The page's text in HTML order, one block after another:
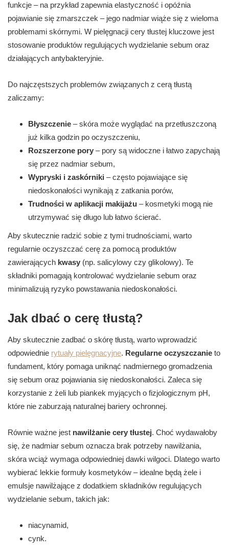
funkcje – na przykład zapewnia elastyczność i opóźnia
pojawianie się zmarszczek – jego nadmiar wiąże się z wieloma
problemami skórnymi. W pielęgnacji cery tłustej kluczowe jest
stosowanie produktów regulujących wydzielanie sebum oraz
działających antybakteryjnie.
Do najczęstszych problemów związanych z cerą tłustą
zaliczamy:
Błyszczenie – skóra może wyglądać na przetłuszczoną
już kilka godzin po oczyszczeniu,
Rozszerzone pory – pory są widoczne i łatwo zapychają
się przez nadmiar sebum,
Wypryski i zaskórniki – często pojawiające się
niedoskonałości wynikają z zatkania porów,
Trudności w aplikacji makijażu – kosmetyki mogą nie
utrzymywać się długo lub łatwo ścierać.
Aby skutecznie radzić sobie z tymi trudnościami, warto
regularnie oczyszczać cerę za pomocą produktów
zawierających kwasy (np. salicylowy czy glikolowy). Te
składniki pomagają kontrolować wydzielanie sebum oraz
minimalizują ryzyko powstawania niedoskonałości.
Jak dbać o cerę tłustą?
Aby skutecznie zadbać o skórę tłustą, warto wprowadzić
odpowiednie rytuały pielęgnacyjne. Regularne oczyszczanie to
fundament, który pomaga uniknąć nadmiernego gromadzenia
się sebum oraz pojawiania się niedoskonałości. Zaleca się
korzystanie z żeli lub piankek myjących o fizjologicznym pH,
które nie zaburzają naturalnej bariery ochronnej.
Równie ważne jest nawilżanie cery tłustej. Choć wydawałoby
się, że nadmiar sebum oznacza brak potrzeby nawilżania,
skóra wciąż wymaga odpowiedniej dawki wilgoci. Dlatego warto
wybierać lekkie formuły kosmetyków – idealne będą żele i
emulsje nawilżające z dodatkiem składników regulujących
wydzielanie sebum, takich jak:
niacynamid,
cynk.